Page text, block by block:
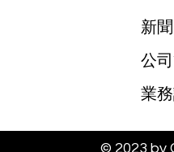
新
公
業
© 2023 by